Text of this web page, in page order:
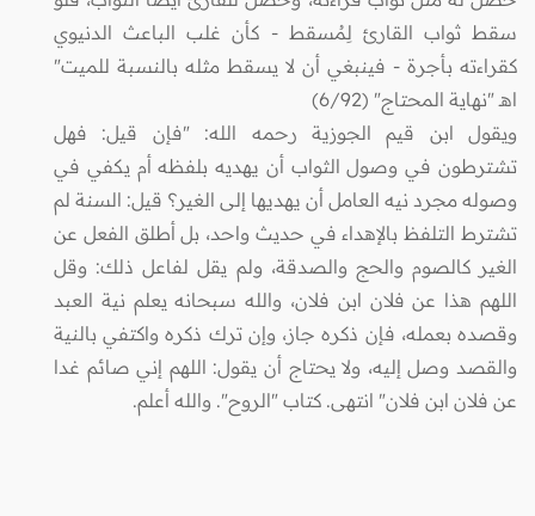
سقط ثواب القارئ لِمُسقط - كأن غلب الباعث الدنيوي
كقراءته بأجرة - فينبغي أن لا يسقط مثله بالنسبة للميت"
اهـ "نهاية المحتاج" (6/92)
ويقول ابن قيم الجوزية رحمه الله: "فإن قيل: فهل
تشترطون في وصول الثواب أن يهديه بلفظه أم يكفي في
وصوله مجرد نيه العامل أن يهديها إلى الغير؟ قيل: السنة لم
تشترط التلفظ بالإهداء في حديث واحد، بل أطلق الفعل عن
الغير كالصوم والحج والصدقة، ولم يقل لفاعل ذلك: وقل
اللهم هذا عن فلان ابن فلان، والله سبحانه يعلم نية العبد
وقصده بعمله، فإن ذكره جاز، وإن ترك ذكره واكتفي بالنية
والقصد وصل إليه، ولا يحتاج أن يقول: اللهم إني صائم غدا
عن فلان ابن فلان" انتهى. كتاب "الروح". والله أعلم.